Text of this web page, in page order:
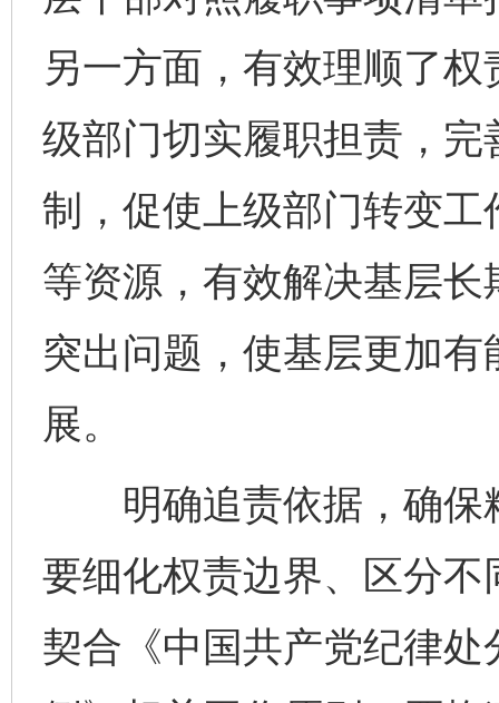
另一方面，有效理顺了
级部门切实履职担责，完
制，促使上级部门转变
等资源，有效解决基层
突出问题，使基层更加
展。
明确追责依据，确保
要细化权责边界、区分
契合《中国共产党纪律